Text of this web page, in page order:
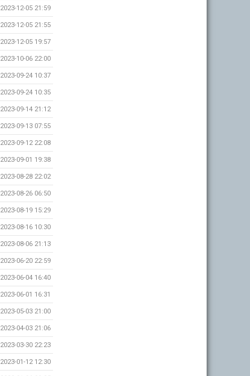
2023-12-05 21:59
2023-12-05 21:55
2023-12-05 19:57
2023-10-06 22:00
2023-09-24 10:37
2023-09-24 10:35
2023-09-14 21:12
2023-09-13 07:55
2023-09-12 22:08
2023-09-01 19:38
2023-08-28 22:02
2023-08-26 06:50
2023-08-19 15:29
2023-08-16 10:30
2023-08-06 21:13
2023-06-20 22:59
2023-06-04 16:40
2023-06-01 16:31
2023-05-03 21:00
2023-04-03 21:06
2023-03-30 22:23
2023-01-12 12:30